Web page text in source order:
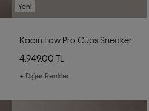
Yeni
Kadın Low Pro Cups Sneaker
4.949,00 TL
+ Diğer Renkler